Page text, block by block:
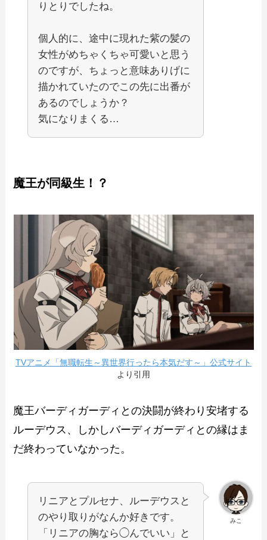
りとりでしたね。
個人的に、途中に現れた紫の髪の
女性がめちゃくちゃ可愛いと思う
のですが、ちょっと意味ありげに
描かれていたのでこの先に出番が
あるのでしょうか？
気になりまくる…
魔王が同級生！？
TVアニメ「無職転生～異世界行ったら本気だす～」公式サイト
より引用
魔王バーディガーディとの決闘が終わり安堵する
ルーデウス、しかしバーディガーディとの縁はま
だ終わっていなかった。
みこ
リニアとプルセナ、ルーデウスと
のやり取りがなんか好きです。
「リニアの胸なら◯んでいい」と